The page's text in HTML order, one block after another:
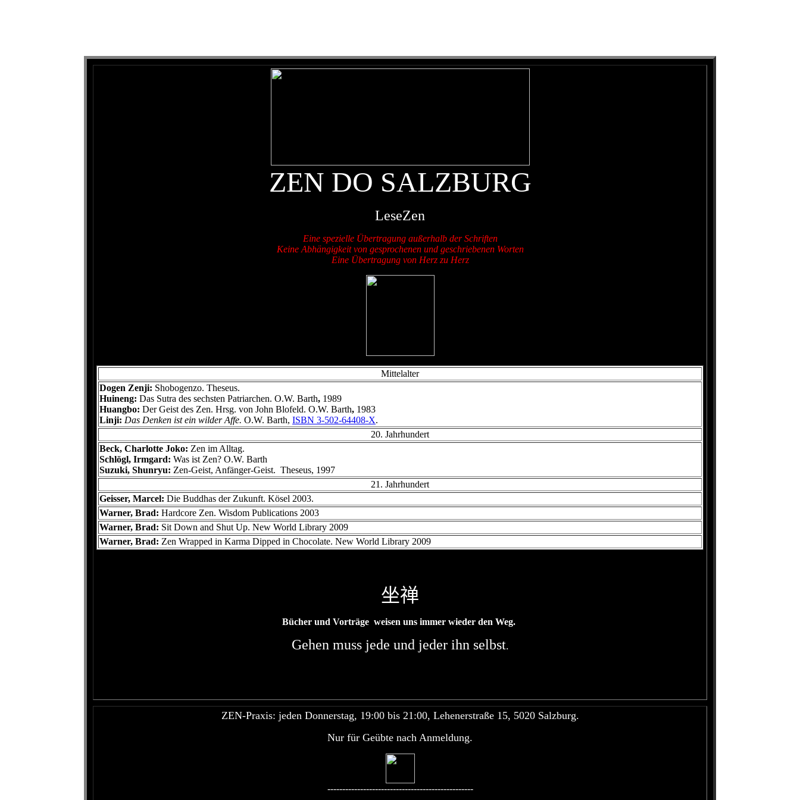
ZEN DO SALZBURG
LeseZen
Eine spezielle Übertragung außerhalb der Schriften
Keine Abhängigkeit von gesprochenen und geschriebenen Worten
Eine Übertragung von Herz zu Herz
Mittelalter
Dogen Zenji: Shobogenzo. Theseus.
Huineng: Das Sutra des sechsten Patriarchen. O.W. Barth, 1989
Huangbo: Der Geist des Zen. Hrsg. von John Blofeld. O.W. Barth, 1983
Linji: Das Denken ist ein wilder Affe. O.W. Barth, ISBN 3-502-64408-X.
20. Jahrhundert
Beck, Charlotte Joko: Zen im Alltag.
Schlögl, Irmgard: Was ist Zen? O.W. Barth
Suzuki, Shunryu: Zen-Geist, Anfänger-Geist. Theseus, 1997
21. Jahrhundert
Geisser, Marcel: Die Buddhas der Zukunft. Kösel 2003.
Warner, Brad: Hardcore Zen. Wisdom Publications 2003
Warner, Brad: Sit Down and Shut Up. New World Library 2009
Warner, Brad: Zen Wrapped in Karma Dipped in Chocolate. New World Library 2009
坐禅
Bücher und Vorträge weisen uns immer wieder den Weg.
Gehen muss jede und jeder ihn selbst.
ZEN-Praxis: jeden Donnerstag, 19:00 bis 21:00, Lehenerstraße 15, 5020 Salzburg.
Nur für Geübte nach Anmeldung.
-------------------------------------------------